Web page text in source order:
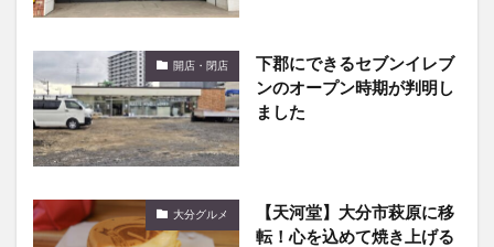
開店・閉店
下郡にできるセブンイレブ
ンのオープン時期が判明し
ました
大分グルメ
【天河堂】大分市萩原に移
転！心を込めて焼き上げる